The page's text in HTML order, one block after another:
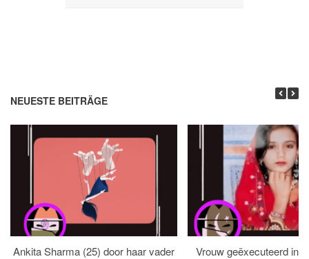
NEUESTE BEITRÄGE
Ankita Sharma (25) door haar vader
Vrouw geëxecuteerd in